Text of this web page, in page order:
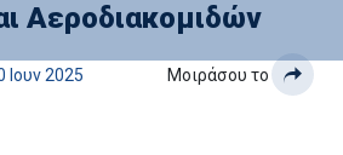
Αεροδιακομιδών
Ιουν 2025 Μοιράσου το